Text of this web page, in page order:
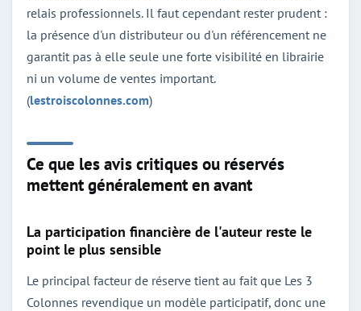
relais professionnels. Il faut cependant rester prudent :
la présence d'un distributeur ou d'un référencement ne
garantit pas à elle seule une forte visibilité en librairie
ni un volume de ventes important.
(lestroiscolonnes.com)
Ce que les avis critiques ou réservés
mettent généralement en avant
La participation financière de l'auteur reste le
point le plus sensible
Le principal facteur de réserve tient au fait que Les 3
Colonnes revendique un modèle participatif, donc une